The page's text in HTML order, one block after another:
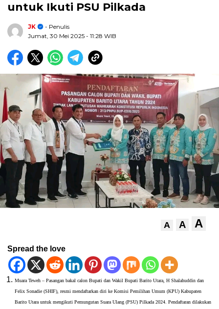
untuk Ikuti PSU Pilkada
JK
- Penulis
Jumat, 30 Mei 2025 - 11:28 WIB
A A A
Spread the love
Muara Teweh – Pasangan bakal calon Bupati dan Wakil Bupati Barito Utara, H Shalahuddin dan
Felix Sonadie (SHIF), resmi mendaftarkan diri ke Komisi Pemilihan Umum (KPU) Kabupaten
Barito Utara untuk mengikuti Pemungutan Suara Ulang (PSU) Pilkada 2024. Pendaftaran dilakukan